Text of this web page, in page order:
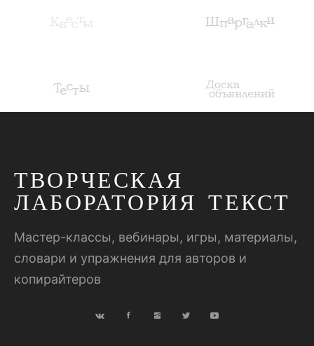
ТВОРЧЕСКАЯ
ЛАБОРАТОРИЯ ТЕКСТ
Мастер-классы, вебинары, игры, материалы,
словари и упражнения для авторов и
копирайтеров